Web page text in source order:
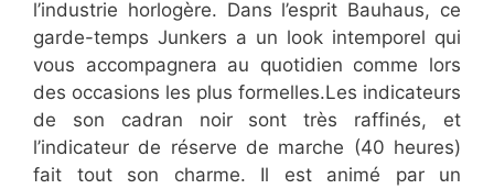
l’industrie horlogère. Dans l’esprit Bauhaus, ce
garde-temps Junkers a un look intemporel qui
vous accompagnera au quotidien comme lors
des occasions les plus formelles.Les indicateurs
de son cadran noir sont très raffinés, et
l’indicateur de réserve de marche (40 heures)
fait tout son charme. Il est animé par un